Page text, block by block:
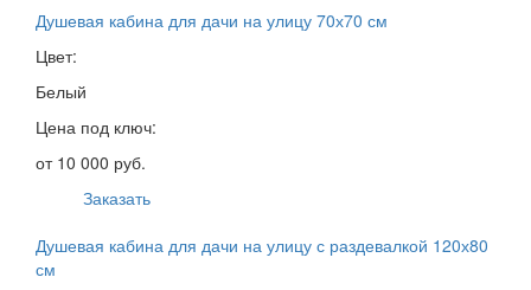
Душевая кабина для дачи на улицу 70х70 см
Цвет:
Белый
Цена под ключ:
от 10 000 руб.
Заказать
Душевая кабина для дачи на улицу с раздевалкой 120х80
см